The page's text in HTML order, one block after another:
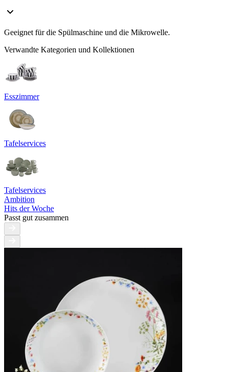
Geeignet für die Spülmaschine und die Mikrowelle.
Verwandte Kategorien und Kollektionen
Esszimmer
Tafelservices
Tafelservices
Ambition
Hits der Woche
Passt gut zusammen